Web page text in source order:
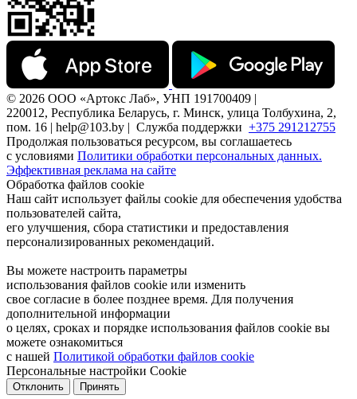
© 2026 ООО «Артокс Лаб», УНП 191700409 |
220012, Республика Беларусь, г. Минск, улица Толбухина, 2,
пом. 16 | help@103.by | Служба поддержки +375 291212755
Продолжая пользоваться ресурсом, вы соглашаетесь
с условиями Политики обработки персональных данных.
Эффективная реклама на сайте
Обработка файлов cookie
Наш сайт использует файлы cookie для обеспечения удобства
пользователей сайта,
его улучшения, сбора статистики и предоставления
персонализированных рекомендаций.
Вы можете настроить параметры
использования файлов cookie или изменить
свое согласие в более позднее время. Для получения
дополнительной информации
о целях, сроках и порядке использования файлов cookie вы
можете ознакомиться
с нашей Политикой обработки файлов cookie
Персональные настройки Cookie
Отклонить Принять